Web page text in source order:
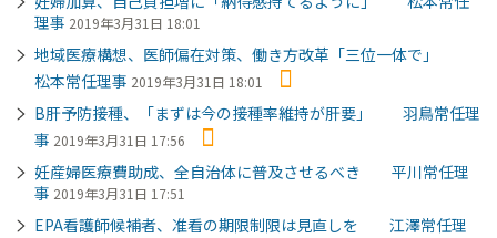
理事 2019年3月31日 18:01
地域医療構想、医師偏在対策、働き方改革「三位一体で」
松本常任理事 2019年3月31日 18:01
B肝予防接種、「まずは今の接種率維持が肝要」 羽鳥常任理
事 2019年3月31日 17:56
妊産婦医療費助成、全自治体に普及させるべき 平川常任理
事 2019年3月31日 17:51
EPA看護師候補者、准看の期限制限は見直しを 江澤常任理